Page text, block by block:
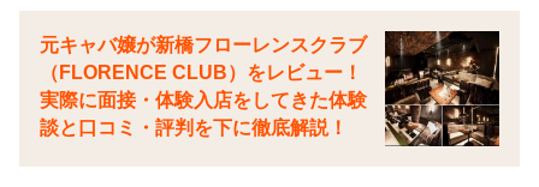
元キャバ嬢が新橋フローレンスクラブ
（FLORENCE CLUB）をレビュー！
実際に面接・体験入店をしてきた体験
談と口コミ・評判を下に徹底解説！